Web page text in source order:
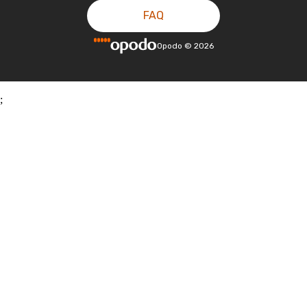
FAQ
Opodo © 2026
;